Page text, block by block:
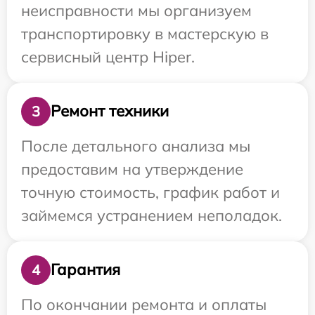
неисправности мы организуем
транспортировку в мастерскую в
сервисный центр Hiper.
3
Ремонт техники
После детального анализа мы
предоставим на утверждение
точную стоимость, график работ и
займемся устранением неполадок.
4
Гарантия
По окончании ремонта и оплаты